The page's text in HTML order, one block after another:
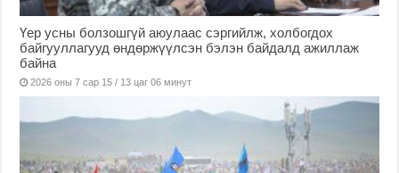
Үер усны болзошгүй аюулаас сэргийлж, холбогдох
байгууллагууд өндөржүүлсэн бэлэн байдалд ажиллаж
байна
2026 оны 7 сар 15 / 13 цаг 06 минут